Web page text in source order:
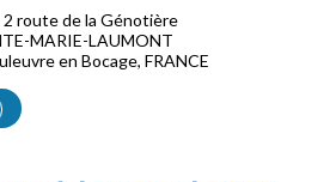
2 route de la Génotière
MARIE-LAUMONT
en Bocage, FRANCE